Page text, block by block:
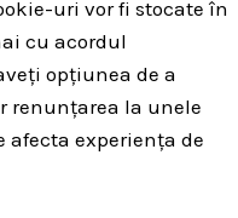
uri vor fi stocate în
cu acordul
opțiunea de a
renunțarea la unele
afecta experiența de